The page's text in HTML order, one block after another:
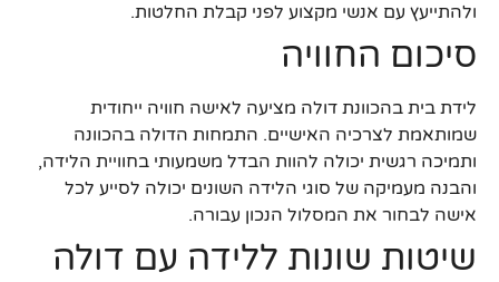
ולהתייעץ עם אנשי מקצוע לפני קבלת החלטות.
סיכום החוויה
לידת בית בהכוונת דולה מציעה לאישה חוויה ייחודית
שמותאמת לצרכיה האישיים. התמחות הדולה בהכוונה
ותמיכה רגשית יכולה להוות הבדל משמעותי בחוויית הלידה,
והבנה מעמיקה של סוגי הלידה השונים יכולה לסייע לכל
אישה לבחור את המסלול הנכון עבורה.
שיטות שונות ללידה עם דולה